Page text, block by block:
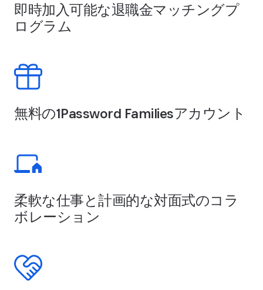
即時加入可能な退職金マッチングプ
ログラム
無料の1Password Familiesアカウント
柔軟な仕事と計画的な対面式のコラ
ボレーション